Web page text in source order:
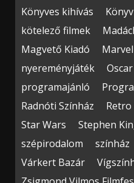
Könyves kihívás
kötelező filmek
Magvető Kiadó
Marvel
nyereményjáték
Oscar
programajánló
Radnóti Színház
Star Wars
Stephen
szépirodalom
színház
Várkert Bazár